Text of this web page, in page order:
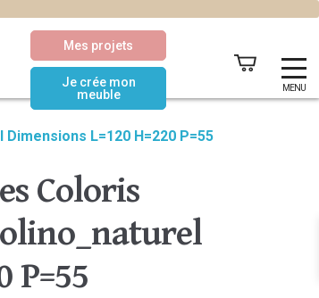
MENU
Mes projets
Je crée mon
meuble
L=120 H=220 P=55
Coloris
P=55